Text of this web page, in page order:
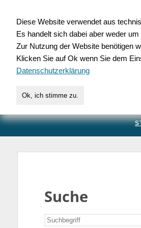
für
Suche
Diese Website verwendet aus
Es handelt sich dabei aber weder
Zur Nutzung der Website benötigen
Klicken Sie auf Ok wenn Sie dem
Datenschutzerklärung
Ok, ich stimme zu.